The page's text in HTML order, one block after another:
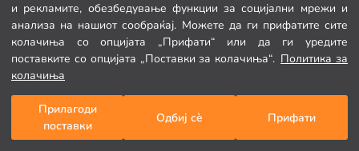
и рекламите, обезбедување функции за социјални мрежи и
анализа на нашиот сообраќај. Можете да ги прифатите сите
колачиња со опцијата „Прифати“ или да ги уредите
поставките со опцијата „Поставки за колачиња“. Политика за
колачиња
Прилагоди
поставки
Одбиј сè Прифати
Категории
Мојата кошничка
499,00 MKD
549,00 MKD
1/153